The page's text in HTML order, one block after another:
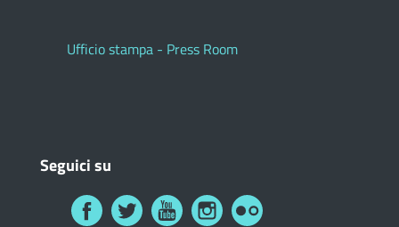
Ufficio stampa - Press Room
Seguici su